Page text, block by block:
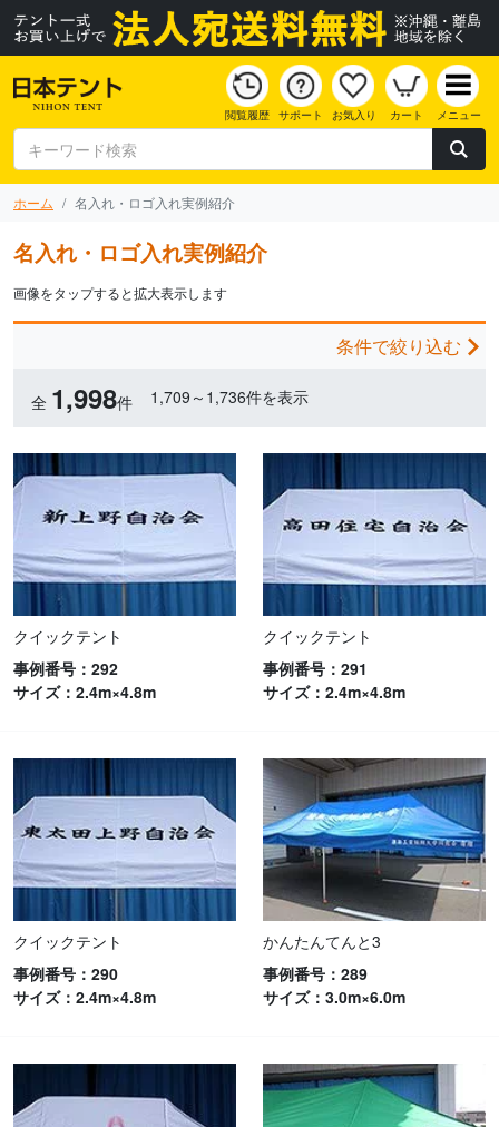
閲覧履歴 サポート お気入り カート メニュー
ホーム 名入れ・ロゴ入れ実例紹介
名入れ・ロゴ入れ実例紹介
画像をタップすると拡大表示します
条件で絞り込む
全 1,998件 1,709～1,736件を表示
クイックテント
事例番号：292
サイズ：2.4m×4.8m
クイックテント
事例番号：291
サイズ：2.4m×4.8m
クイックテント
事例番号：290
サイズ：2.4m×4.8m
かんたんてんと3
事例番号：289
サイズ：3.0m×6.0m